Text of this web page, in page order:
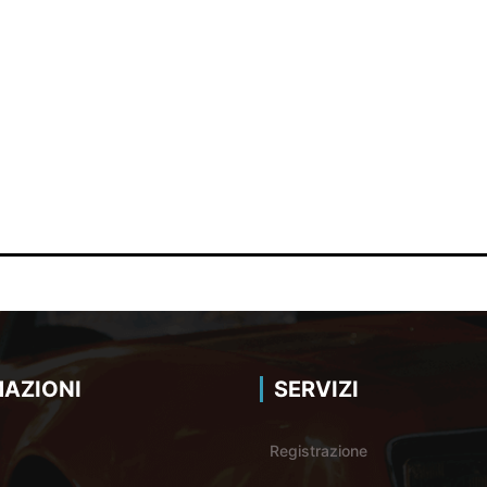
SERVIZI
Registrazione